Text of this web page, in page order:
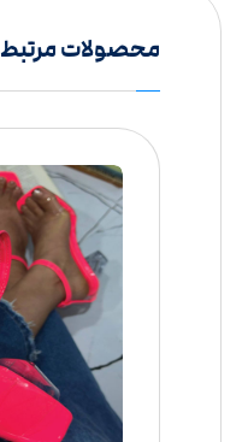
محصولات مرتبط